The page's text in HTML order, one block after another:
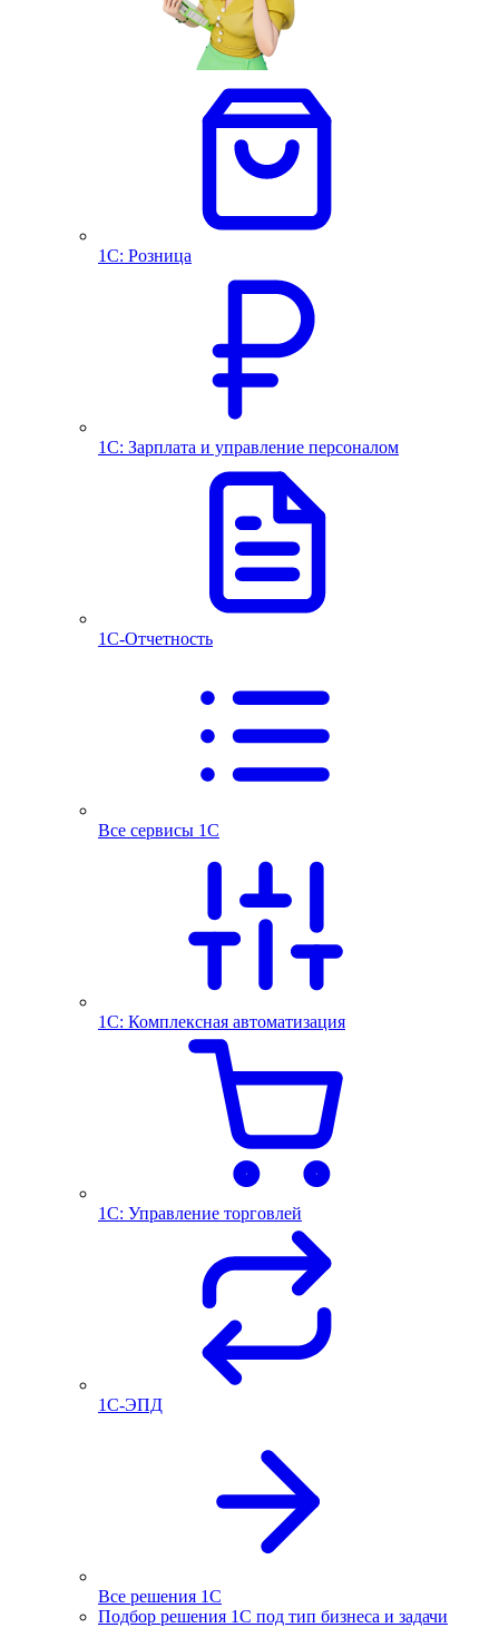
1С: Розница
1С: Зарплата и управление персоналом
1С-Отчетность
Все сервисы 1С
1С: Комплексная автоматизация
1С: Управление торговлей
1С-ЭПД
Все решения 1С
Подбор решения 1С под тип бизнеса и задачи